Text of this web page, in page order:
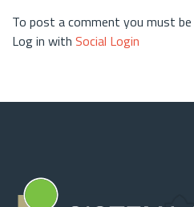
To post a comment you must
Log in with Social Login